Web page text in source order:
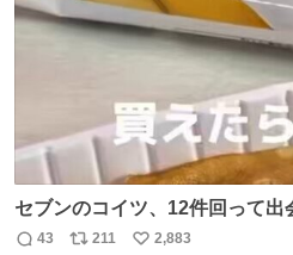
セブンのコイツ、12件回って出
返
43
リ
211
い
2,883